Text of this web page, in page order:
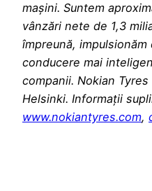
mașini. Suntem
vânzări nete de 1,3
împreună,
conducere mai
companii. Nokian
Helsinki. Informații
www.nokiantyres.com,